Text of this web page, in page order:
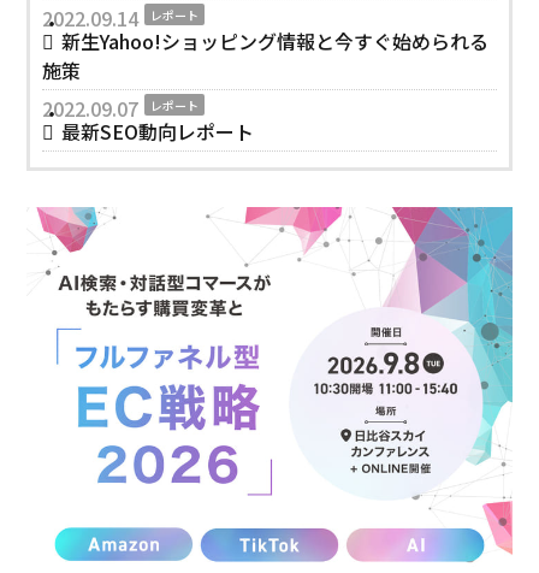
2022.09.14
レポート
新生Yahoo!ショッピング情報と今すぐ始められる
施策
2022.09.07
レポート
最新SEO動向レポート